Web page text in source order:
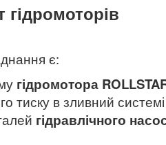
є:
гідромотора
тиску в зливний
гідравлічного